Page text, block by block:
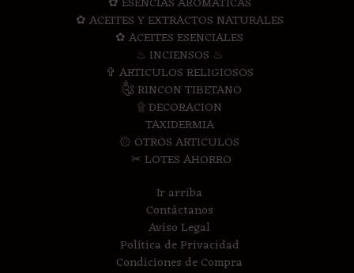
✿ ACEITES Y EXTRACTOS NATURALES
✿ ACEITES ESENCIALES
♨ INCIENSOS ♨
✞ ARTICULOS RELIGIOSOS
༃ RINCON TIBETANO
۩ DECORACION
TAXIDERMIA
۞ OTROS ARTICULOS
✂ LOTES AHORRO
Ir arriba
Contáctanos
Aviso Legal
Política de Privacidad
Condiciones de Compra